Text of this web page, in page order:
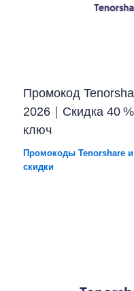
Промокод
2026｜Скидка 40
ключ
Промокоды Tenorshare
скидки